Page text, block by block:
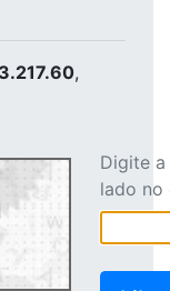
,
Digite
lado no